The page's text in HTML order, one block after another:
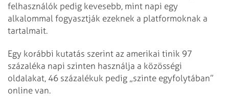
felhasználók pedig kevesebb, mint napi egy
alkalommal fogyasztják ezeknek a platformoknak a
tartalmait.
Egy korábbi kutatás szerint az amerikai tinik 97
százaléka napi szinten használja a közösségi
oldalakat, 46 százalékuk pedig „szinte egyfolytában”
online van.